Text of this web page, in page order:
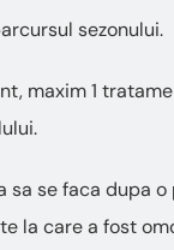
sezonului.
maxim 1
se faca dupa
la care a fost